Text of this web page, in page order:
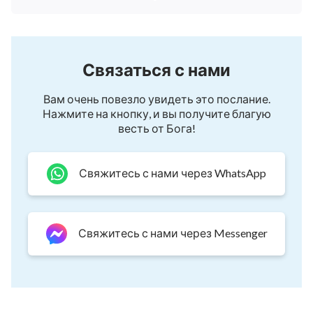
Связаться с нами
Вам очень повезло увидеть это послание.
Нажмите на кнопку, и вы получите благую
весть от Бога!
Свяжитесь с нами через WhatsApp
Свяжитесь с нами через Messenger